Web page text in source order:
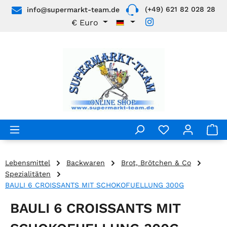
Zum Hauptinhalt springen
info@supermarkt-team.de (+49) 621 82 028 28
€ Euro
Lebensmittel Backwaren
Brot, Brötchen & Co
Spezialitäten
BAULI 6 CROISSANTS MIT SCHOKOFUELLUNG 300G
BAULI 6 CROISSANTS MIT